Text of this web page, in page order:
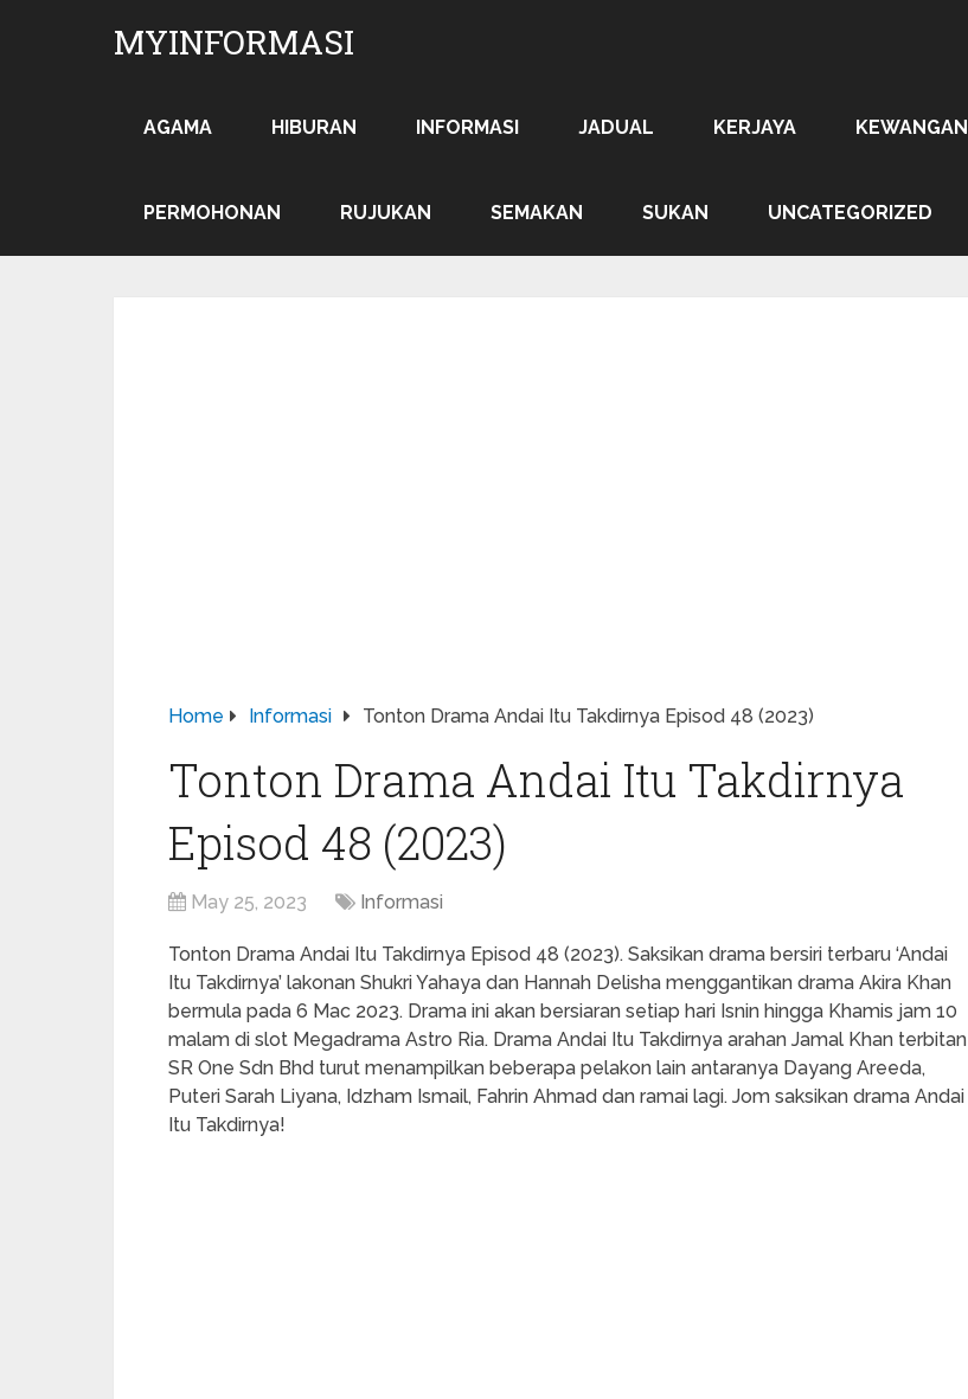
MYINFORMASI
AGAMA HIBURAN INFORMASI JADUAL KERJAYA KEWANGAN
PERMOHONAN RUJUKAN SEMAKAN SUKAN UNCATEGORIZED
Home Informasi Tonton Drama Andai Itu Takdirnya Episod 48 (2023)
Tonton Drama Andai Itu Takdirnya
Episod 48 (2023)
May 25, 2023 Informasi
Tonton Drama Andai Itu Takdirnya Episod 48 (2023). Saksikan drama bersiri terbaru ‘Andai
Itu Takdirnya’ lakonan Shukri Yahaya dan Hannah Delisha menggantikan drama Akira Khan
bermula pada 6 Mac 2023. Drama ini akan bersiaran setiap hari Isnin hingga Khamis jam 10
malam di slot Megadrama Astro Ria. Drama Andai Itu Takdirnya arahan Jamal Khan terbitan
SR One Sdn Bhd turut menampilkan beberapa pelakon lain antaranya Dayang Areeda,
Puteri Sarah Liyana, Idzham Ismail, Fahrin Ahmad dan ramai lagi. Jom saksikan drama Andai
Itu Takdirnya!